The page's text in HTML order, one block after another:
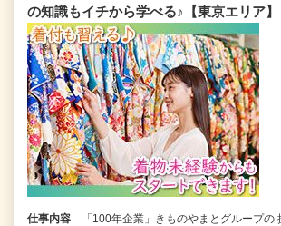
の知識もイチから学べる♪【東京エリア】
仕事内容
「100年企業」きものやまとグループの